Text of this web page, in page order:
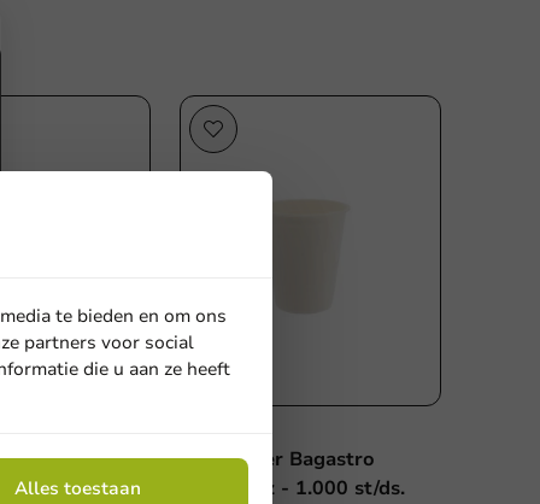
- 1.000 st/ds.
Drinkbeker Bagastro
200cc/8oz - 1.000 st/ds.
te bieden en om ons
partners voor social
die u aan ze heeft
Alles toestaan